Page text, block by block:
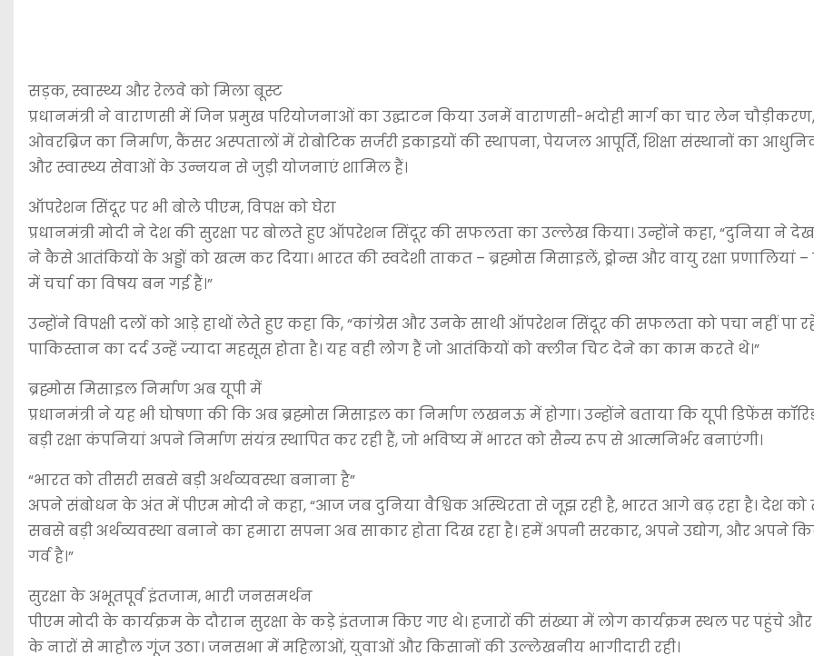
सड़क, स्वास्थ्य और रेलवे को मिला बूस्ट
प्रधानमंत्री ने वाराणसी में जिन प्रमुख परियोजनाओं का उद्घाटन किया उनमें वाराणसी-भदोही मार्ग का चार लेन
ओवरब्रिज का निर्माण, कैंसर अस्पतालों में रोबोटिक सर्जरी इकाइयों की स्थापना, पेयजल आपूर्ति, शिक्षा संस्थानों का
और स्वास्थ्य सेवाओं के उन्नयन से जुड़ी योजनाएं शामिल हैं।
ऑपरेशन सिंदूर पर भी बोले पीएम, विपक्ष को घेरा
प्रधानमंत्री मोदी ने देश की सुरक्षा पर बोलते हुए ऑपरेशन सिंदूर की सफलता का उल्लेख किया। उन्होंने कहा, “दुनिया ने
ने कैसे आतंकियों के अड्डों को खत्म कर दिया। भारत की स्वदेशी ताकत – ब्रह्मोस मिसाइलें, ड्रोन्स और वायु रक्षा प्रणालियां –
में चर्चा का विषय बन गई हैं।”
उन्होंने विपक्षी दलों को आड़े हाथों लेते हुए कहा कि, “कांग्रेस और उनके साथी ऑपरेशन सिंदूर की सफलता को पचा नहीं पा
पाकिस्तान का दर्द उन्हें ज्यादा महसूस होता है। यह वही लोग हैं जो आतंकियों को क्लीन चिट देने का काम करते थे।”
ब्रह्मोस मिसाइल निर्माण अब यूपी में
प्रधानमंत्री ने यह भी घोषणा की कि अब ब्रह्मोस मिसाइल का निर्माण लखनऊ में होगा। उन्होंने बताया कि यूपी डिफेंस
बड़ी रक्षा कंपनियां अपने निर्माण संयंत्र स्थापित कर रही हैं, जो भविष्य में भारत को सैन्य रूप से आत्मनिर्भर बनाएंगी।
“भारत को तीसरी सबसे बड़ी अर्थव्यवस्था बनाना है”
अपने संबोधन के अंत में पीएम मोदी ने कहा, “आज जब दुनिया वैश्विक अस्थिरता से जूझ रही है, भारत आगे बढ़ रहा है। देश को
सबसे बड़ी अर्थव्यवस्था बनाने का हमारा सपना अब साकार होता दिख रहा है। हमें अपनी सरकार, अपने उद्योग, और अपने
गर्व है।”
सुरक्षा के अभूतपूर्व इंतजाम, भारी जनसमर्थन
पीएम मोदी के कार्यक्रम के दौरान सुरक्षा के कड़े इंतजाम किए गए थे। हजारों की संख्या में लोग कार्यक्रम स्थल पर पहुंचे और
के नारों से माहौल गूंज उठा। जनसभा में महिलाओं, युवाओं और किसानों की उल्लेखनीय भागीदारी रही।